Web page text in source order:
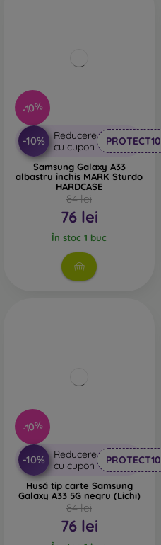
-10%
-10%
Reducere
cu cupon
PROTECT10
Samsung Galaxy A33
albastru închis MARK Sturdo
HARDCASE
84 lei
76 lei
În stoc 1 buc
-10%
-10%
Reducere
cu cupon
PROTECT10
Husă tip carte Samsung
Galaxy A33 5G negru (Lichi)
84 lei
76 lei